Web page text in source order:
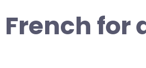
French for